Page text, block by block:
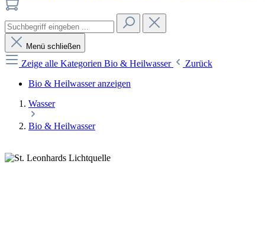
Menü schließen
Zeige alle Kategorien Bio & Heilwasser
Zurück
Bio & Heilwasser anzeigen
Wasser
Bio & Heilwasser